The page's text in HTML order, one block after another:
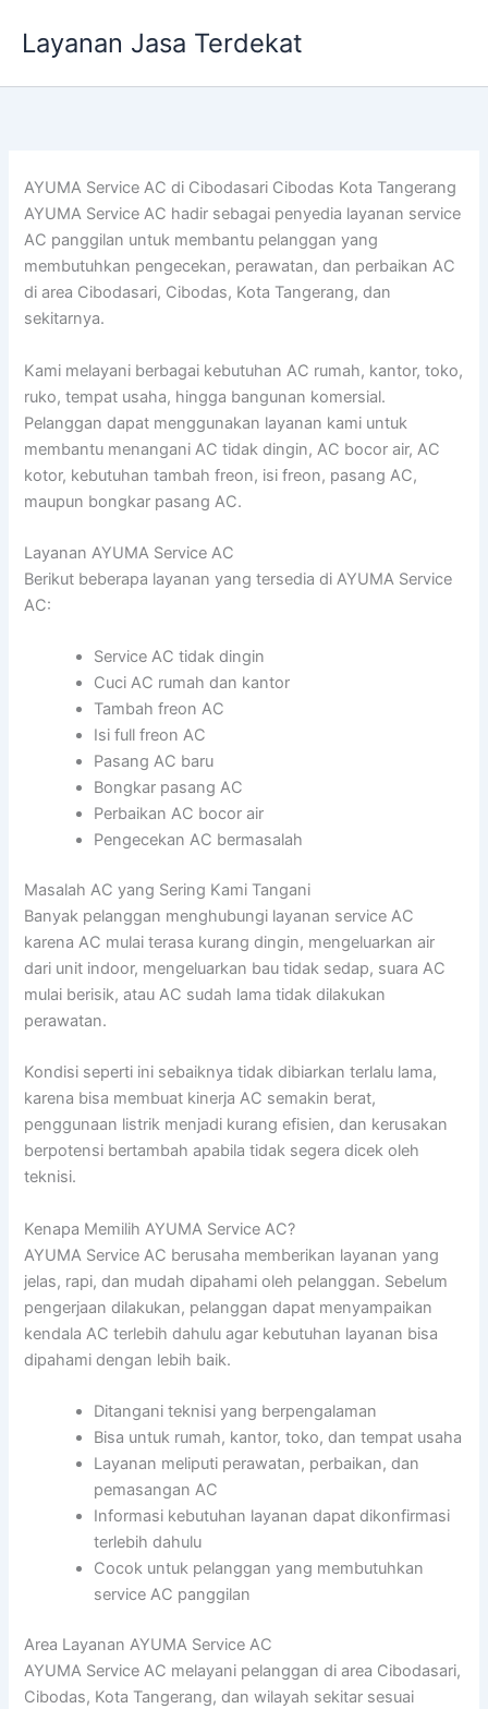
Layanan Jasa Terdekat
AYUMA Service AC di Cibodasari Cibodas Kota Tangerang
AYUMA Service AC hadir sebagai penyedia layanan service
AC panggilan untuk membantu pelanggan yang
membutuhkan pengecekan, perawatan, dan perbaikan AC
di area Cibodasari, Cibodas, Kota Tangerang, dan
sekitarnya.
Kami melayani berbagai kebutuhan AC rumah, kantor, toko,
ruko, tempat usaha, hingga bangunan komersial.
Pelanggan dapat menggunakan layanan kami untuk
membantu menangani AC tidak dingin, AC bocor air, AC
kotor, kebutuhan tambah freon, isi freon, pasang AC,
maupun bongkar pasang AC.
Layanan AYUMA Service AC
Berikut beberapa layanan yang tersedia di AYUMA Service
AC:
Service AC tidak dingin
Cuci AC rumah dan kantor
Tambah freon AC
Isi full freon AC
Pasang AC baru
Bongkar pasang AC
Perbaikan AC bocor air
Pengecekan AC bermasalah
Masalah AC yang Sering Kami Tangani
Banyak pelanggan menghubungi layanan service AC
karena AC mulai terasa kurang dingin, mengeluarkan air
dari unit indoor, mengeluarkan bau tidak sedap, suara AC
mulai berisik, atau AC sudah lama tidak dilakukan
perawatan.
Kondisi seperti ini sebaiknya tidak dibiarkan terlalu lama,
karena bisa membuat kinerja AC semakin berat,
penggunaan listrik menjadi kurang efisien, dan kerusakan
berpotensi bertambah apabila tidak segera dicek oleh
teknisi.
Kenapa Memilih AYUMA Service AC?
AYUMA Service AC berusaha memberikan layanan yang
jelas, rapi, dan mudah dipahami oleh pelanggan. Sebelum
pengerjaan dilakukan, pelanggan dapat menyampaikan
kendala AC terlebih dahulu agar kebutuhan layanan bisa
dipahami dengan lebih baik.
Ditangani teknisi yang berpengalaman
Bisa untuk rumah, kantor, toko, dan tempat usaha
Layanan meliputi perawatan, perbaikan, dan
pemasangan AC
Informasi kebutuhan layanan dapat dikonfirmasi
terlebih dahulu
Cocok untuk pelanggan yang membutuhkan
service AC panggilan
Area Layanan AYUMA Service AC
AYUMA Service AC melayani pelanggan di area Cibodasari,
Cibodas, Kota Tangerang, dan wilayah sekitar sesuai